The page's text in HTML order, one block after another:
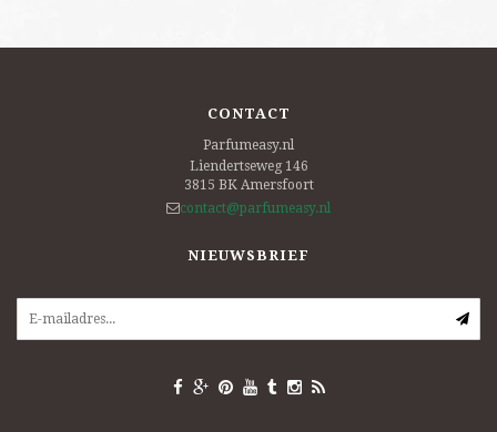
CONTACT
Parfumeasy.nl
Liendertseweg 146
3815 BK Amersfoort
contact@parfumeasy.nl
NIEUWSBRIEF